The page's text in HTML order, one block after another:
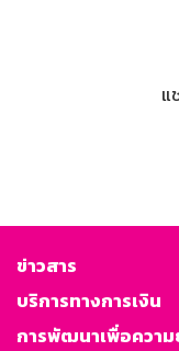
แ
ข่าวสาร
บริการทางการเงิน
การพัฒนาเพื่อควา